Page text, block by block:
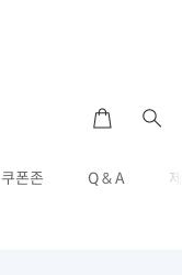
쿠폰존 Q & A